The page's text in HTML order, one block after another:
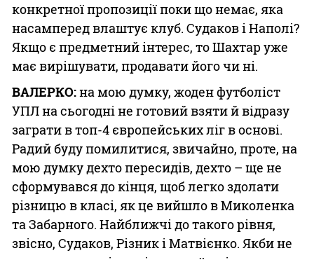
конкретної пропозиції поки що немає, яка
насамперед влаштує клуб. Судаков і Наполі?
Якщо є предметний інтерес, то Шахтар уже
має вирішувати, продавати його чи ні.
ВАЛЕРКО:на мою думку, жоден футболіст
УПЛ на сьогодні не готовий взяти й відразу
заграти в топ-4 європейських ліг в основі.
Радий буду помилитися, звичайно, проте, на
мою думку дехто пересидів, дехто – ще не
сформувався до кінця, щоб легко здолати
різницю в класі, як це вийшло в Миколенка
та Забарного. Найближчі до такого рівня,
звісно, Судаков, Різник і Матвієнко. Якби не